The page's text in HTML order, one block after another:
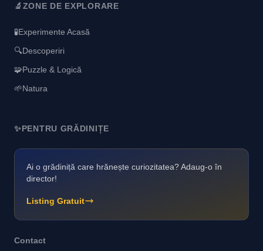
🔬 ZONE DE EXPLORARE
🧪Experimente Acasă
🔍Descoperiri
🧩Puzzle & Logică
🌱Natura
✨PENTRU GRĂDINIȚE
Ai o grădiniță care hrănește curiozitatea? Adaug-o în
director!
Listing Gratuit
Contact